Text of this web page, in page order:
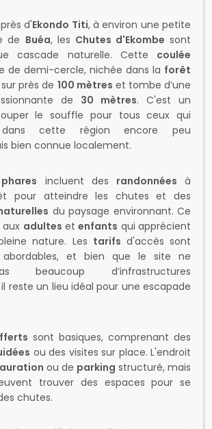
cascade naturelle. Cettecoulée
de demi-cercle, nichée dans la forêt
sur près de100 mètres et tombe d’une
de30 mètres. C'est un
le souffle pour tous ceux qui
dans cette région encore peu
bien connue localement.
du paysage environnant. Ce
auxadultesetenfantsqui apprécient
nature. Lestarifsd'accès sont
abordables, et bien que le site ne
beaucoup d’infrastructures
reste un lieu idéal pour une escapade
ou deparkingstructuré, mais
trouver des espaces pour se
chutes.